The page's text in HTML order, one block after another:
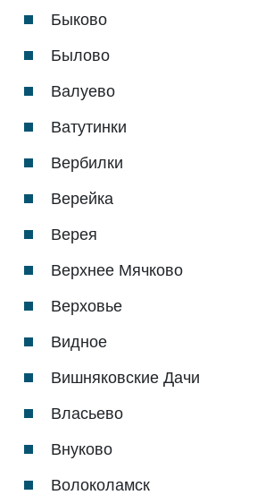
Быково
Былово
Валуево
Ватутинки
Вербилки
Верейка
Верея
Верхнее Мячково
Верховье
Видное
Вишняковские Дачи
Власьево
Внуково
Волоколамск